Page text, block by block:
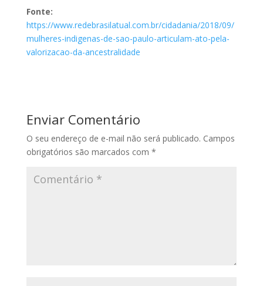
Fonte:
https://www.redebrasilatual.com.br/cidadania/2018/09/
mulheres-indigenas-de-sao-paulo-articulam-ato-pela-
valorizacao-da-ancestralidade
Enviar Comentário
O seu endereço de e-mail não será publicado. Campos
obrigatórios são marcados com *